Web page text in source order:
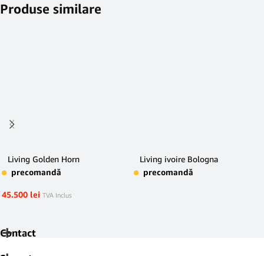
Produse similare
Living Golden Horn
precomandă
45.500 lei TVA Inclus
Living ivoire Bologna
precomandă
Contact